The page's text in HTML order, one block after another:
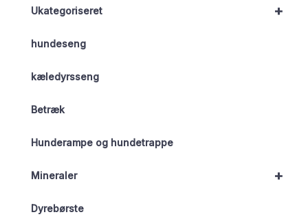
+
Ukategoriseret
hundeseng
kæledyrsseng
Betræk
Hunderampe og hundetrappe
+
Mineraler
Dyrebørste